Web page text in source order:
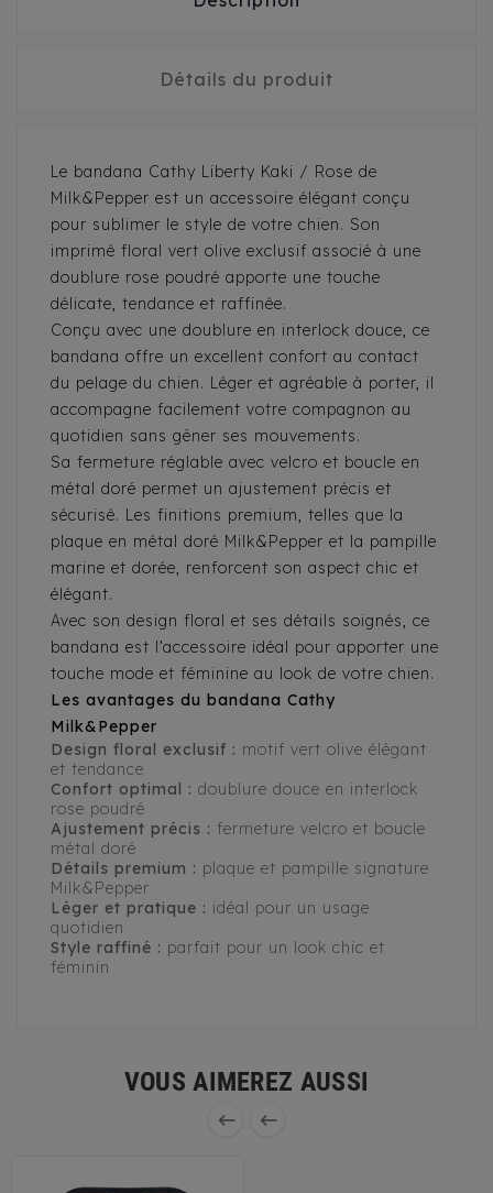
Détails du produit
Le bandana Cathy Liberty Kaki / Rose de
Milk&Pepper est un accessoire élégant conçu
pour sublimer le style de votre chien. Son
imprimé floral vert olive exclusif associé à une
doublure rose poudré apporte une touche
délicate, tendance et raffinée.
Conçu avec une doublure en interlock douce, ce
bandana offre un excellent confort au contact
du pelage du chien. Léger et agréable à porter, il
accompagne facilement votre compagnon au
quotidien sans gêner ses mouvements.
Sa fermeture réglable avec velcro et boucle en
métal doré permet un ajustement précis et
sécurisé. Les finitions premium, telles que la
plaque en métal doré Milk&Pepper et la pampille
marine et dorée, renforcent son aspect chic et
élégant.
Avec son design floral et ses détails soignés, ce
bandana est l’accessoire idéal pour apporter une
touche mode et féminine au look de votre chien.
Les avantages du bandana Cathy
Milk&Pepper
Design floral exclusif : motif vert olive élégant
et tendance
Confort optimal : doublure douce en interlock
rose poudré
Ajustement précis : fermeture velcro et boucle
métal doré
Détails premium : plaque et pampille signature
Milk&Pepper
Léger et pratique : idéal pour un usage
quotidien
Style raffiné : parfait pour un look chic et
féminin
VOUS AIMEREZ AUSSI
 